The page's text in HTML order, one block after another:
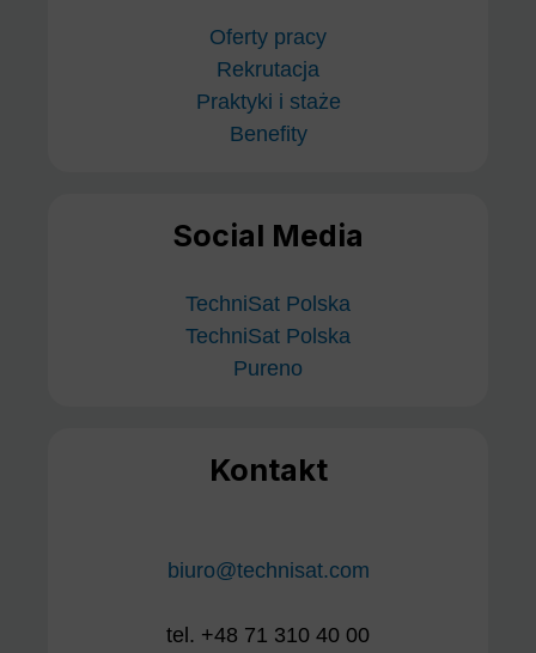
Oferty pracy
Rekrutacja
Praktyki i staże
Benefity
Social Media
TechniSat Polska
TechniSat Polska
Pureno
Kontakt
biuro@technisat.com
tel. +48 71 310 40 00